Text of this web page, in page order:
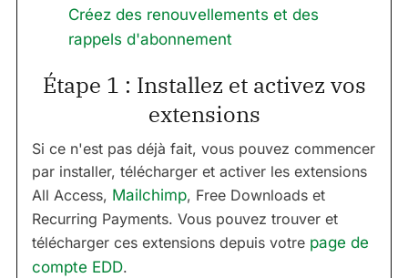
Créez des renouvellements et des
rappels d'abonnement
Étape 1 : Installez et activez vos
extensions
Si ce n'est pas déjà fait, vous pouvez commencer
par installer, télécharger et activer les extensions
All Access, Mailchimp, Free Downloads et
Recurring Payments. Vous pouvez trouver et
télécharger ces extensions depuis votre page de
compte EDD.